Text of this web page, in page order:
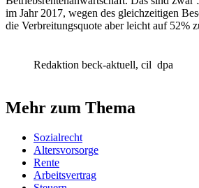
im Jahr 2017, wegen des gleichzeitigen
die Verbreitungsquote aber leicht auf 52%
Redaktion beck-aktuell, cil dpa
Mehr zum Thema
Sozialrecht
Altersvorsorge
Rente
Arbeitsvertrag